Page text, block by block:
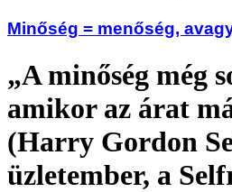
Minőség = menőség,
„A minőség még
amikor az árat
(Harry Gordon
üzletember, a